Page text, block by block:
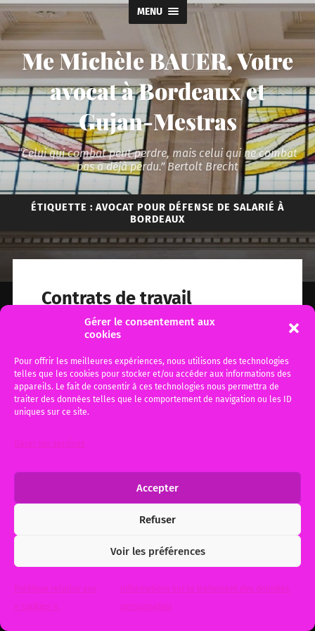
Gérer le consentement aux
cookies
Pour offrir les meilleures expériences, nous utilisons des technologies
telles que les cookies pour stocker et/ou accéder aux informations des
appareils. Le fait de consentir à ces technologies nous permettra de
traiter des données telles que le comportement de navigation ou les ID
uniques sur ce site.
Gérer les services
Accepter
Refuser
Voir les préférences
Politique relative aux
« cookies ».
Informations sur le traitement des données
personnelles
MENU
Me Michèle BAUER, Votre
avocat à Bordeaux et
Gujan-Mestras
“Celui qui combat peut perdre, mais celui qui ne combat
pas a déjà perdu.” Bertolt Brecht
ÉTIQUETTE : AVOCAT POUR DÉFENSE DE SALARIÉ À
BORDEAUX
Contrats de travail
saisonniers: mon
intervention sur TV7 (esprits
des lois)
Ci-dessous, mon intervention dans l’émission
de TV7 « L’esprit des lois », j’interviens lors
locations…
© 2026
Me Michèle BAUER, Votre avocat à Bordeaux et Gujan-
Mestras. Theme byAnders Norén